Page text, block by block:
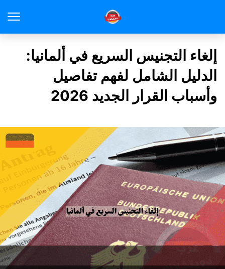
إلغاء التجنيس السريع في ألمانيا:
الدليل الشامل لفهم تفاصيل
وأسباب القرار الجديد 2026